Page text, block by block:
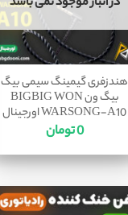
هندزفری گیمینگ سیمی بیگ
بیگ ون BIGBIG WON
WARSONG-A10 اورجینال
0تومان